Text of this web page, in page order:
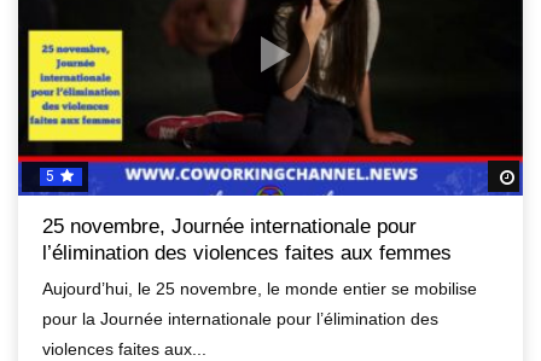
5
25 novembre, Journée internationale pour
l’élimination des violences faites aux femmes
Aujourd’hui, le 25 novembre, le monde entier se mobilise
pour la Journée internationale pour l’élimination des
violences faites aux...